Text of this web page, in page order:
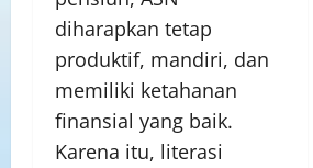
diharapkan tetap
produktif, mandiri, dan
memiliki ketahanan
finansial yang baik.
Karena itu, literasi